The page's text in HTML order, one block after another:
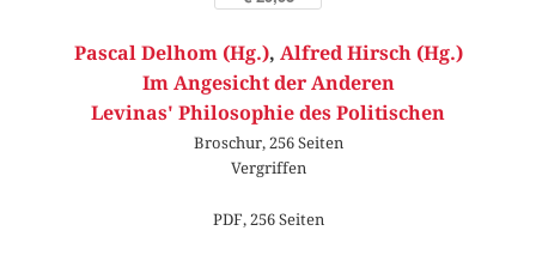
Pascal Delhom (Hg.), Alfred Hirsch (Hg.)
Im Angesicht der Anderen
Levinas' Philosophie des Politischen
Broschur, 256 Seiten
Vergriffen
PDF, 256 Seiten